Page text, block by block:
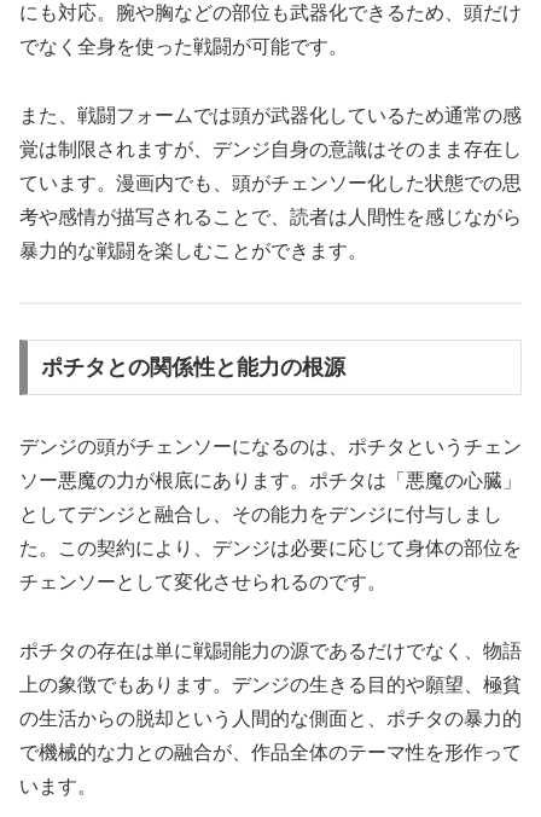
にも対応。腕や胸などの部位も武器化できるため、頭だけ
でなく全身を使った戦闘が可能です。
また、戦闘フォームでは頭が武器化しているため通常の感
覚は制限されますが、デンジ自身の意識はそのまま存在し
ています。漫画内でも、頭がチェンソー化した状態での思
考や感情が描写されることで、読者は人間性を感じながら
暴力的な戦闘を楽しむことができます。
ポチタとの関係性と能力の根源
デンジの頭がチェンソーになるのは、ポチタというチェン
ソー悪魔の力が根底にあります。ポチタは「悪魔の心臓」
としてデンジと融合し、その能力をデンジに付与しまし
た。この契約により、デンジは必要に応じて身体の部位を
チェンソーとして変化させられるのです。
ポチタの存在は単に戦闘能力の源であるだけでなく、物語
上の象徴でもあります。デンジの生きる目的や願望、極貧
の生活からの脱却という人間的な側面と、ポチタの暴力的
で機械的な力との融合が、作品全体のテーマ性を形作って
います。